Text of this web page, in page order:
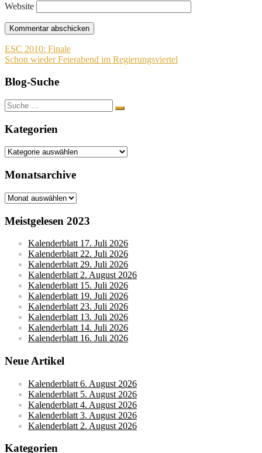
Website
Beitragsnavigation
ESC 2010: Finale
Schon wieder Feierabend im Regierungsviertel
Blog-Suche
Suche
nach:
Kategorien
Kategorien
Monatsarchive
Monatsarchive
Meistgelesen 2023
Kalenderblatt 17. Juli 2026
Kalenderblatt 22. Juli 2026
Kalenderblatt 29. Juli 2026
Kalenderblatt 2. August 2026
Kalenderblatt 15. Juli 2026
Kalenderblatt 19. Juli 2026
Kalenderblatt 23. Juli 2026
Kalenderblatt 13. Juli 2026
Kalenderblatt 14. Juli 2026
Kalenderblatt 16. Juli 2026
Neue Artikel
Kalenderblatt 6. August 2026
Kalenderblatt 5. August 2026
Kalenderblatt 4. August 2026
Kalenderblatt 3. August 2026
Kalenderblatt 2. August 2026
Kategorien